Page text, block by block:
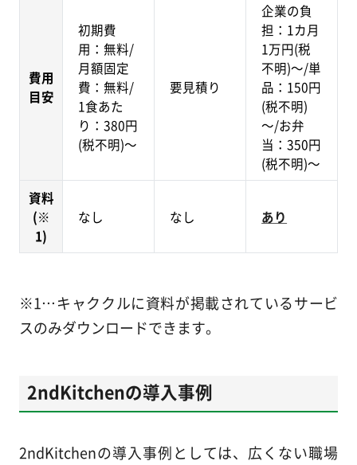
費用
目安
初期費
用：無料/
月額固定
費：無料/
1食あた
り：380円
(税不明)～
要見積り
企業の負
担：1カ月
1万円(税
不明)～/単
品：150円
(税不明)
～/お弁
当：350円
(税不明)～
資料
(※
1)
なし なし あり
※1…キャククルに資料が掲載されているサービ
スのみダウンロードできます。
2ndKitchenの導入事例
2ndKitchenの導入事例としては、広くない職場